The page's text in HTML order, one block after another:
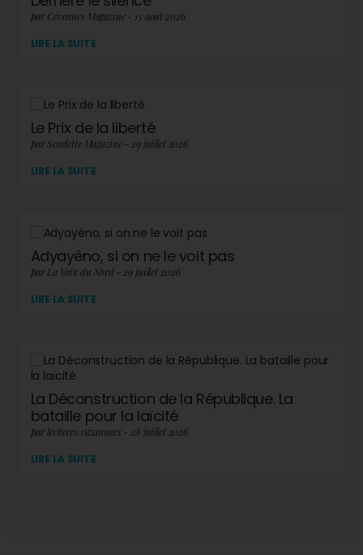
par Cévennes Magazine - 15 août 2026
LIRE LA SUITE
Le Prix de la liberté
par Scarlette Magazine - 29 juillet 2026
LIRE LA SUITE
Adyayéno, si on ne le voit pas
par La Voix du Nord - 29 juillet 2026
LIRE LA SUITE
La Déconstruction de la République. La
bataille pour la laïcité
par lectures.suzannees - 28 juillet 2026
LIRE LA SUITE